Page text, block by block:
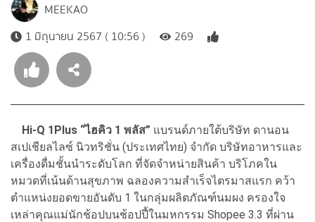
MEEKAO
1 มิถุนายน 2567 ( 10:56 )
269
Hi-Q 1Plus “ไฮคิว 1 พลัส” แบรนด์ภายใต้บริษัท ดานอน
สเปเชียลไลซ์ นิวทริชั่น (ประเทศไทย) จำกัด บริษัทอาหารและ
เครื่องดื่มชั้นนำระดับโลก ที่จัดจำหน่ายสินค้า บริโภคใน
หมวดที่เน้นด้านสุขภาพ ฉลองความสำเร็จไตรมาสแรก คว้า
ตำแหน่งยอดขายอันดับ 1 ในกลุ่มผลิตภัณฑ์นมผง ครองใจ
เหล่าคุณแม่นักช้อปบนช้อปปี้ในมหกรรม Shopee 3.3 ที่ผ่าน